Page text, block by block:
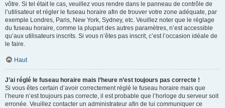
vôtre. Si tel était le cas, veuillez vous rendre dans le panneau de contrôle de
l’utilisateur et régler le fuseau horaire afin de trouver votre zone adéquate, par
exemple Londres, Paris, New York, Sydney, etc. Veuillez noter que le réglage
du fuseau horaire, comme la plupart des autres paramètres, n’est accessible
qu’aux utilisateurs inscrits. Si vous n’êtes pas inscrit, c’est l’occasion idéale de
le faire.
Haut
J’ai réglé le fuseau horaire mais l’heure n’est toujours pas correcte !
Si vous êtes certain d’avoir correctement réglé le fuseau horaire mais que
l’heure n’est toujours pas correcte, il est probable que l’horloge du serveur soit
erronée. Veuillez contacter un administrateur afin de lui communiquer ce